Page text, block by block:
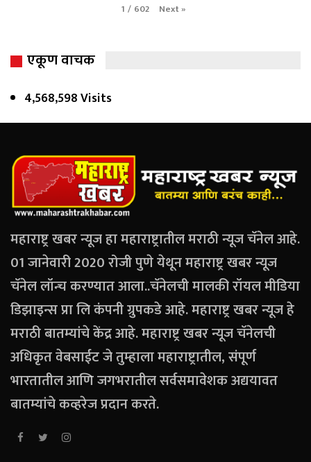
1 / 602 Next»
एकूण वाचक
4,568,598 Visits
महाराष्ट्र खबर न्यूज हा महाराष्ट्रातील मराठी न्यूज चॅनेल आहे.
01 जानेवारी 2020 रोजी पुणे येथून महाराष्ट्र खबर न्यूज
चॅनेल लॉन्च करण्यात आला..चॅनेलची मालकी रॉयल मीडिया
डिझाइन्स प्रा लि कंपनी ग्रुपकडे आहे. महाराष्ट्र खबर न्यूज हे
मराठी बातम्यांचे केंद्र आहे. महाराष्ट्र खबर न्यूज चॅनेलची
अधिकृत वेबसाईट जे तुम्हाला महाराष्ट्रातील, संपूर्ण
भारतातील आणि जगभरातील सर्वसमावेशक अद्ययावत
बातम्यांचे कव्हरेज प्रदान करते.